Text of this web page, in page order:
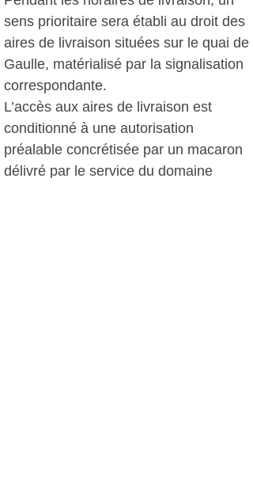
sens prioritaire sera établi au droit des
aires de livraison situées sur le quai de
Gaulle, matérialisé par la signalisation
correspondante.
L’accès aux aires de livraison est
conditionné à une autorisation
préalable concrétisée par un macaron
délivré par le service du domaine